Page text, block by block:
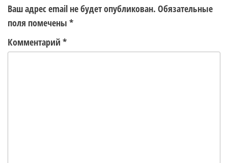
Ваш адрес email не будет опубликован. Обязательные
поля помечены *
Комментарий *